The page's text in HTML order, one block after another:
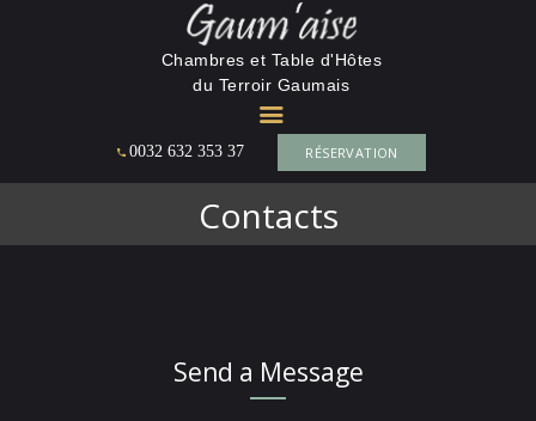
Chambres et Table d'Hôtes
du Terroir Gaumais
0032 632 353 37 RÉSERVATION
Contacts
La Gaumaise
CHAMBRES ET TABLE D'HÔTES DU TERROIR GAUMAIS
ACCUEIL
TARIF &
Send a Message